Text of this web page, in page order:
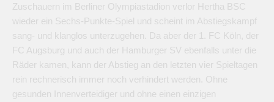
Zuschauern im Berliner Olympiastadion verlor Hertha BSC
wieder ein Sechs-Punkte-Spiel und scheint im Abstiegskampf
sang- und klanglos unterzugehen. Da aber der 1. FC Köln, der
FC Augsburg und auch der Hamburger SV ebenfalls unter die
Räder kamen, kann der Abstieg an den letzten vier Spieltagen
rein rechnerisch immer noch verhindert werden. Ohne
gesunden Innenverteidiger und ohne einen einzigen